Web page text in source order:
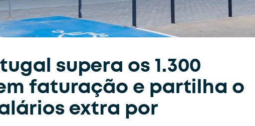
supera os 1.300
faturação e partilha o
extra por